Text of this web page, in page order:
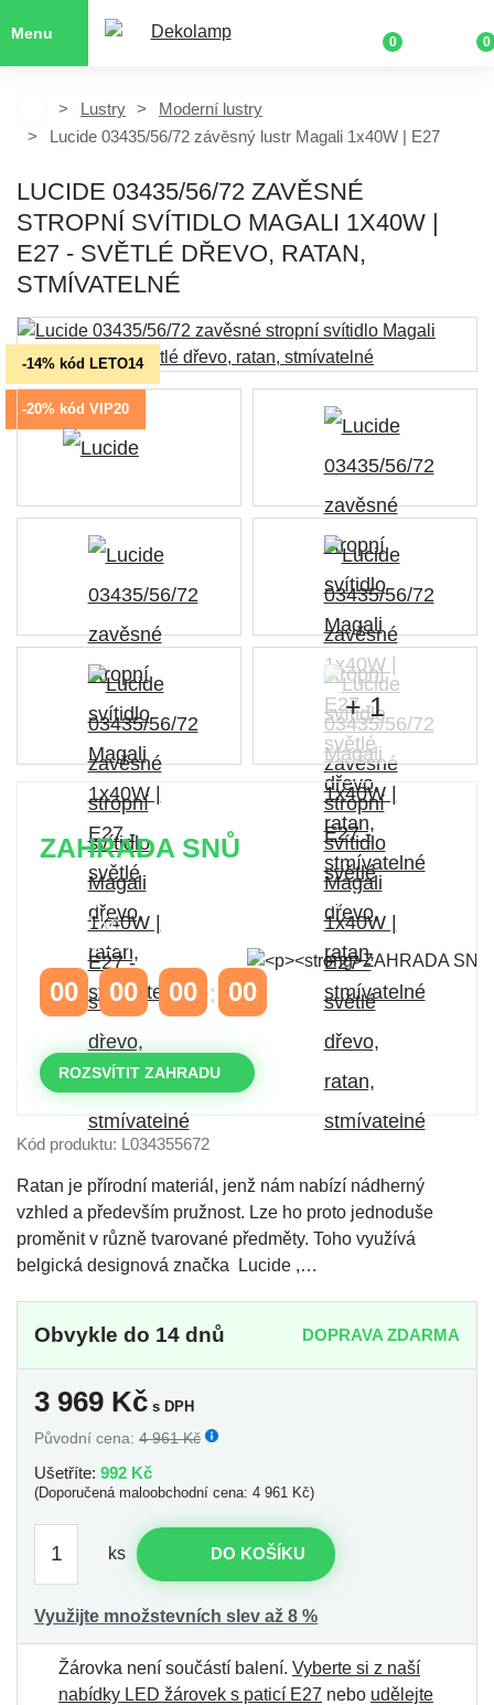
Menu
0 0
Lustry
Moderní lustry
Lucide 03435/56/72 závěsný lustr Magali 1x40W | E27
LUCIDE 03435/56/72 ZAVĚSNÉ
STROPNÍ SVÍTIDLO MAGALI 1X40W |
E27 - SVĚTLÉ DŘEVO, RATAN,
STMÍVATELNÉ
-14% kód LETO14
-20% kód VIP20
+ 1
ZAHRADA SNŮ
Časově omezená
sleva 20 % na objednávky nad
10.000 Kč
s kódem: VIP20
00 00
HODINY
00 00
ROZSVÍTIT ZAHRADU
Kód produktu: L034355672
Ratan je přírodní materiál, jenž nám nabízí nádherný
vzhled a především pružnost. Lze ho proto jednoduše
proměnit v různě tvarované předměty. Toho využívá
belgická designová značka Lucide ,…
Obvykle do 14 dnů DOPRAVA ZDARMA
3 969 Kč s DPH
Původní cena: 4 961 Kč
Ušetříte: 992 Kč
(Doporučená maloobchodní cena: 4 961 Kč)
ks DO KOŠÍKU
Využijte množstevních slev až 8 %
Žárovka není součástí balení. Vyberte si z naší
nabídky LED žárovek s paticí E27 nebo udělejte